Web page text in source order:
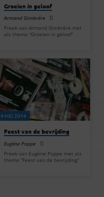
Groeien in geloof
Armand Gimbrére
Preek van Armand Gimbrère met
als thema “Groeien in geloof”
4 MEI 2014
Feest van de bevrijding
Eugène Poppe
Preek van Eugène Poppe met als
thema “Feest van de bevrijding”